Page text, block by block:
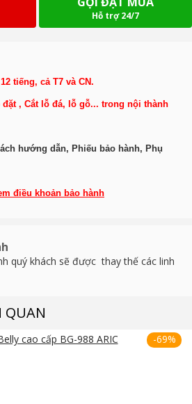
Hỗ trợ 24/7
tiếng, cả T7 và CN.
đặt , Cắt lỗ đá, lỗ gỗ... trong nội thành
hướng dẫn, Phiếu bảo hành, Phụ
điều khoản bảo hành
quý khách sẽ được thay thế các linh
QUAN
-69%